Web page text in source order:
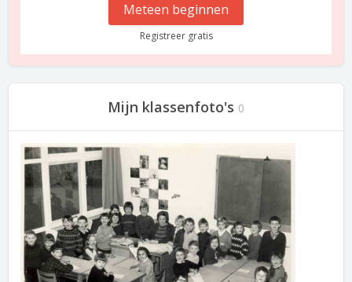
Meteen beginnen
Registreer gratis
Mijn klassenfoto's 0